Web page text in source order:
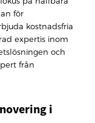
för
kostnadsfria
expertis inom
och
från
i